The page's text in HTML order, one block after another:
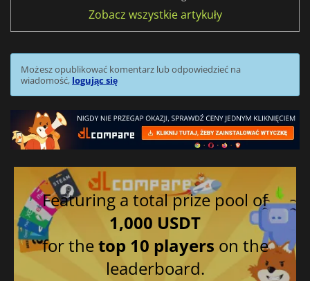
Zobacz wszystkie artykuły
Możesz opublikować komentarz lub odpowiedzieć na
wiadomość, logując się
Featuring a total prize pool of
1,000 USDT
for thetop 10 players on the
leaderboard.